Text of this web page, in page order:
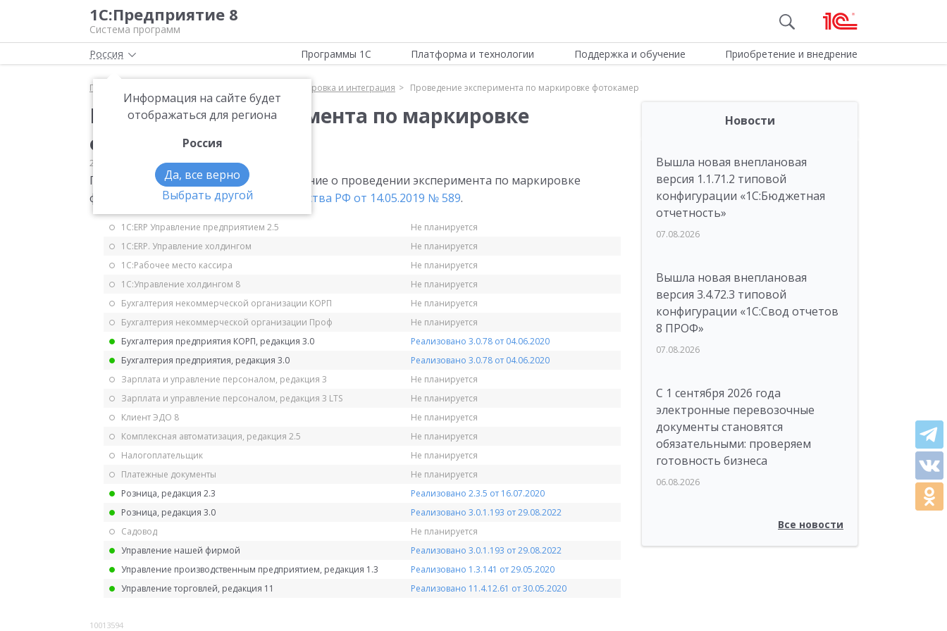
1С:Предприятие 8
Система программ
Россия
Информация на сайте будет
отображаться для региона
Россия
Да, все верно
Выбрать другой
Программы 1С Платформа и технологии Поддержка и обучение Приобретение и внедрение
Главная Маркировка и интеграция Проведение эксперимента по маркировке фотокамер
Проведение эксперимента по маркировке
фотокамер
22.05.2019 Маркировка и интеграция
Правительство утвердило постановление о проведении эксперимента по маркировке
фотокамер
Постановление Правительства РФ от 14.05.2019 № 589.
1С:ERP Управление предприятием 2.5
Не планируется
1С:ERP. Управление холдингом
Не планируется
1С:Рабочее место кассира
Не планируется
1С:Управление холдингом 8
Не планируется
Бухгалтерия некоммерческой организации КОРП
Не планируется
Бухгалтерия некоммерческой организации Проф
Не планируется
Бухгалтерия предприятия КОРП, редакция 3.0
Реализовано 3.0.78 от 04.06.2020
Бухгалтерия предприятия, редакция 3.0
Реализовано 3.0.78 от 04.06.2020
Зарплата и управление персоналом, редакция 3
Не планируется
Зарплата и управление персоналом, редакция 3 LTS
Не планируется
Клиент ЭДО 8
Не планируется
Комплексная автоматизация, редакция 2.5
Не планируется
Налогоплательщик
Не планируется
Платежные документы
Не планируется
Розница, редакция 2.3
Реализовано 2.3.5 от 16.07.2020
Розница, редакция 3.0
Реализовано 3.0.1.193 от 29.08.2022
Садовод
Не планируется
Управление нашей фирмой
Реализовано 3.0.1.193 от 29.08.2022
Управление производственным предприятием, редакция 1.3
Реализовано 1.3.141 от 29.05.2020
Управление торговлей, редакция 11
Реализовано 11.4.12.61 от 30.05.2020
10013594
Новости
Вышла новая внеплановая
версия 1.1.71.2 типовой
конфигурации «1C:Бюджетная
отчетность»
07.08.2026
Вышла новая внеплановая
версия 3.4.72.3 типовой
конфигурации «1C:Свод отчетов
8 ПРОФ»
07.08.2026
С 1 сентября 2026 года
электронные перевозочные
документы становятся
обязательными: проверяем
готовность бизнеса
06.08.2026
Все новости